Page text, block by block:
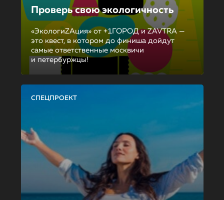
Проверь свою экологичность
«ЭкологиZAция» от +1ГОРОД и ZAVTRA —
это квест, в котором до финиша дойдут
самые ответственные москвичи
и петербуржцы!
СПЕЦПРОЕКТ